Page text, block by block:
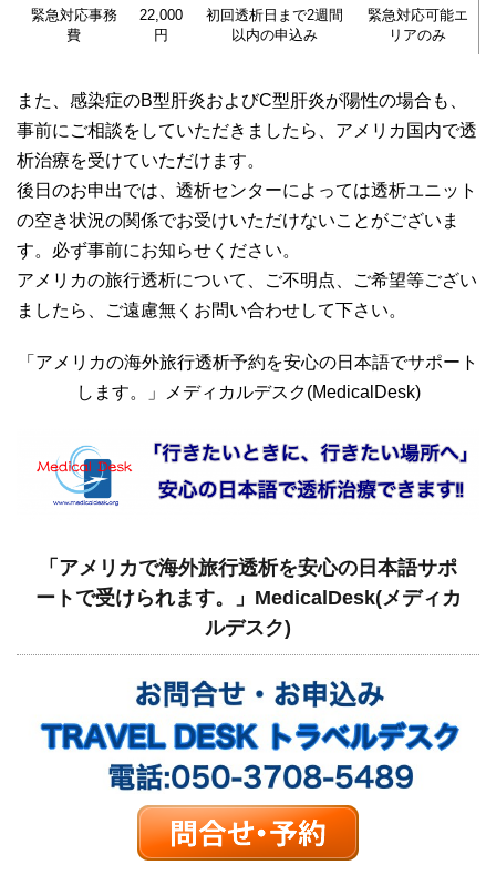
緊急対応事務
費
22,000
円
初回透析日まで2週間
以内の申込み
緊急対応可能エ
リアのみ
また、感染症のB型肝炎およびC型肝炎が陽性の場合も、
事前にご相談をしていただきましたら、アメリカ国内で透
析治療を受けていただけます。
後日のお申出では、透析センターによっては透析ユニット
の空き状況の関係でお受けいただけないことがございま
す。必ず事前にお知らせください。
アメリカの旅行透析について、ご不明点、ご希望等ござい
ましたら、ご遠慮無くお問い合わせして下さい。
「アメリカの海外旅行透析予約を安心の日本語でサポート
します。」メディカルデスク(MedicalDesk)
「アメリカで海外旅行透析を安心の日本語サポ
ートで受けられます。」MedicalDesk(メディカ
ルデスク)